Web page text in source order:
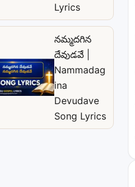
Lyrics
నమ్మదగిన
దేవుడవే |
Nammadag
ina
Devudave
Song Lyrics